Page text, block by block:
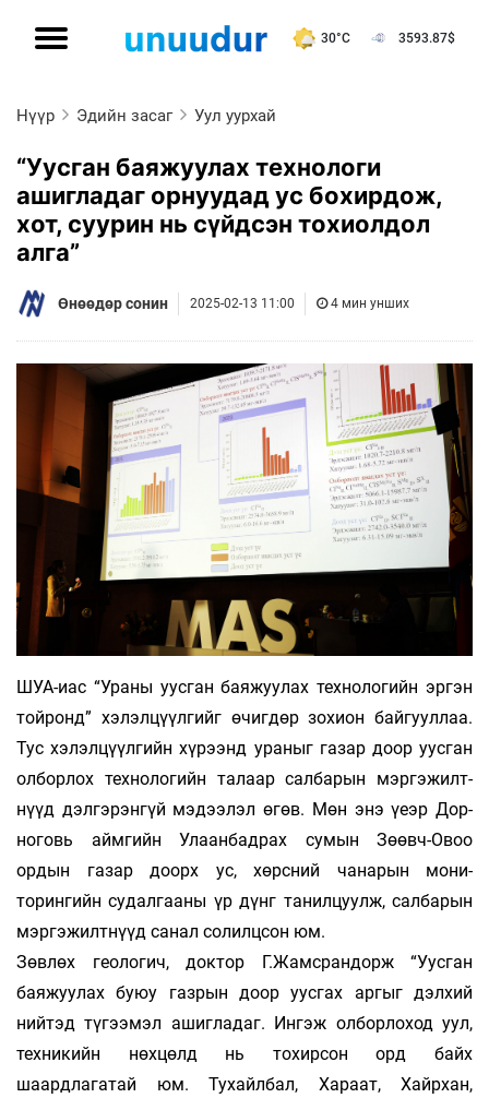
30°C 3593.87$
Нүүр Эдийн засаг Уул уурхай
“Уусган баяжуулах технологи
ашигладаг орнуудад ус бохирдож,
хот, суурин нь сүйдсэн тохиолдол
алга”
Өнөөдөр сонин 2025-02-13 11:00 4 мин унших
ШУА-иас “Ураны уусган баяжуулах техно­ло­гийн эргэн
тойронд” хэлэлцүүлгийг өчигдөр зо­хион байгууллаа.
Тус хэ­лэл­­цүүлгийн хүрээнд ураныг газар доор уус­ган
ол­бор­лох технологийн талаар сал­барын мэр­гэжилт­
нүүд дэлгэрэнгүй мэдээлэл өгөв. Мөн энэ үеэр Дор­­
ноговь аймгийн Улаанбадрах сумын Зөөвч-Овоо
ордын газар доорх ус, хөрсний чанарын мо­ни­­
торингийн судалгааны үр дүнг танил­цуулж, салбарын
мэргэжилтнүүд санал солилцсон юм.
Зөвлөх геологич, доктор Г.Жамсрандорж “Уусган
баяжуулах буюу газрын доор уусгах аргыг дэлхий
нийтэд түгээмэл ашигладаг. Ингэж олборлоход уул,
техникийн нөхцөлд нь тохирсон орд байх
шаардлагатай юм. Тухайлбал, Хараат, Хайрхан,